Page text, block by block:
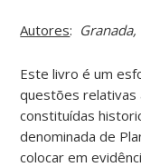
Autores:
Este livro é um
questões relativas
constituídas
denominada de
colocar em